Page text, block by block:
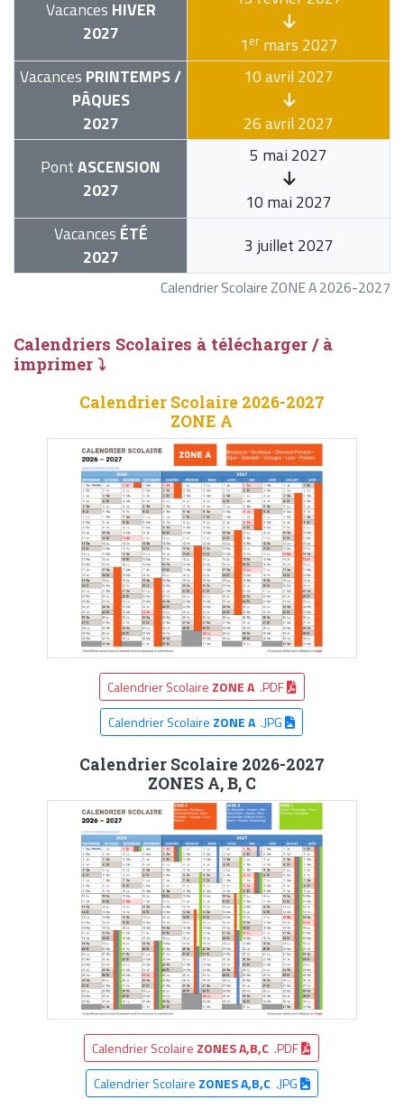
Calendrier Scolaire ZONE A 2026-2027
Vacances HIVER
2027
1ermars 2027
Vacances PRINTEMPS /
PÂQUES
2027
10 avril 2027
26 avril 2027
PontASCENSION
2027
5 mai 2027
10 mai 2027
Vacances ÉTÉ
2027
3 juillet 2027
Calendriers Scolaires à télécharger / à
imprimer ⤵
Calendrier Scolaire 2026-2027
ZONE A
Calendrier Scolaire ZONE A.PDF
Calendrier Scolaire ZONE A .JPG
Calendrier Scolaire 2026-2027
ZONES A, B, C
Calendrier Scolaire ZONES A,B,C .PDF
Calendrier Scolaire ZONES A,B,C.JPG